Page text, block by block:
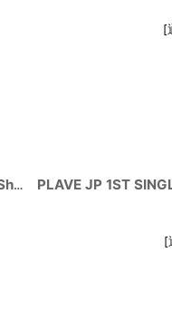
[
あんさんぶるスターズ！！Music 感謝祭！幻に眠るVelvet Ship 幽霊船のキャプテン 羽風薫 朔間零 大神晃牙 乙狩アドニス Wanderlust Sailing衣装 コスプレ衣装
[